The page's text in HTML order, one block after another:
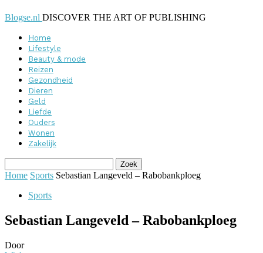
Blogse.nl DISCOVER THE ART OF PUBLISHING
Home
Lifestyle
Beauty & mode
Reizen
Gezondheid
Dieren
Geld
Liefde
Ouders
Wonen
Zakelijk
Home Sports Sebastian Langeveld – Rabobankploeg
Sports
Sebastian Langeveld – Rabobankploeg
Door